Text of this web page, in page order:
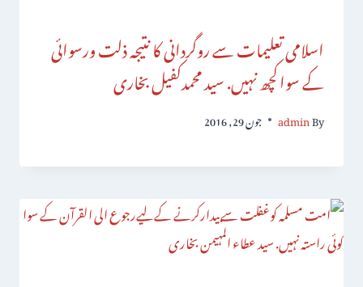
اسلامی تعلیمات سے روگردانی کا نتیجہ ذلت ورسوائی
کے سواکچھ نہیں. سید محمدکفیل بخاری
By
admin جون 29, 2016